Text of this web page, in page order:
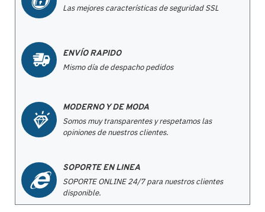
Las mejores características de seguridad SSL
ENVÍO RAPIDO
Mismo día de despacho pedidos
MODERNO Y DE MODA
Somos muy transparentes y respetamos las
opiniones de nuestros clientes.
SOPORTE EN LINEA
SOPORTE ONLINE 24/7 para nuestros clientes
disponible.